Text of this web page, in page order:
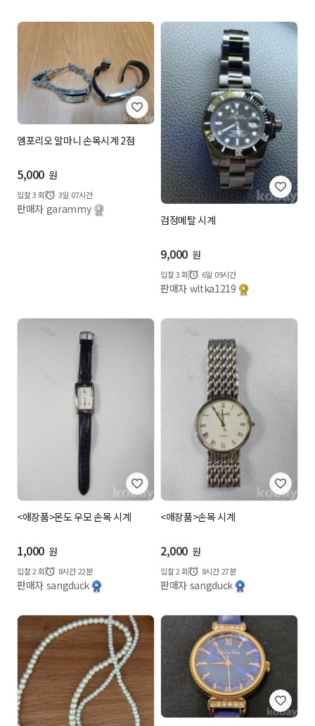
엠포리오 알마니 손목시계 2점
5,000 원
입찰3회 3일 07시간
판매자 garammy
검정메탈 시계
9,000 원
입찰3회 6일 09시간
판매자 wltka1219
<애장품>몬도 우모 손목 시계
1,000 원
입찰2회 8시간 22분
판매자 sangduck
<애장품>손목 시계
2,000 원
입찰2회 8시간 27분
판매자 sangduck